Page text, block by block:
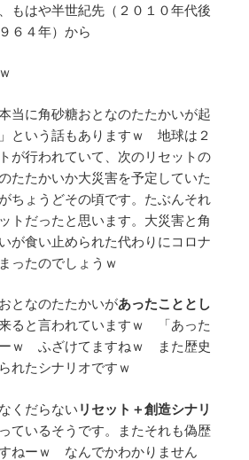
もはや半世紀先（２０１０年代後
６４年）から
当に角砂糖おとなのたたかいが起
という話もありますｗ 地球は２
が行われていて、次のリセットの
たたかいか大災害を予定していた
ちょうどその頃です。たぶんそれ
トだったと思います。大災害と角
が食い止められた代わりにコロナ
ったのでしょうｗ
となのたたかいがあったこととし
ると言われていますｗ 「あった
ーｗ ふざけてますねｗ また歴史
れたシナリオですｗ
くだらない リセット＋創造シナリ
ているそうです。またそれも偽歴
ねーｗ なんでかわかりません